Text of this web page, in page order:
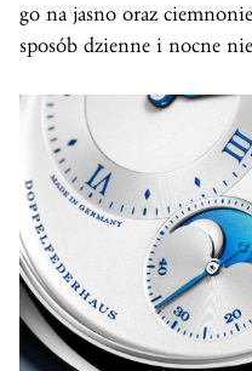
go na jasno oraz
sposób dzienne i nocne